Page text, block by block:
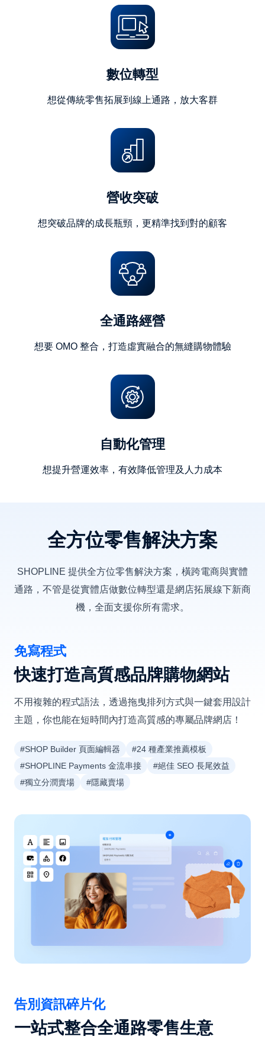
數位轉型
想從傳統零售拓展到線上通路，放大客群
營收突破
想突破品牌的成長瓶頸，更精準找到對的顧客
全通路經營
想要 OMO 整合，打造虛實融合的無縫購物體驗
自動化管理
想提升營運效率，有效降低管理及人力成本
全方位零售解決方案
SHOPLINE 提供全方位零售解決方案，橫跨電商與實體
通路，不管是從實體店做數位轉型還是網店拓展線下新商
機，全面支援你所有需求。
免寫程式
快速打造高質感品牌購物網站
不用複雜的程式語法，透過拖曳排列方式與一鍵套用設計
主題，你也能在短時間內打造高質感的專屬品牌網店！
#SHOP Builder 頁面編輯器
#24 種產業推薦模板
#SHOPLINE Payments 金流串接
#絕佳 SEO 長尾效益
#獨立分潤賣場
#隱藏賣場
告別資訊碎片化
一站式整合全通路零售生意